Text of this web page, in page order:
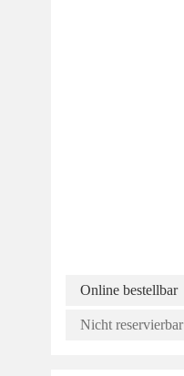
Online bestellbar
Nicht reservierbar